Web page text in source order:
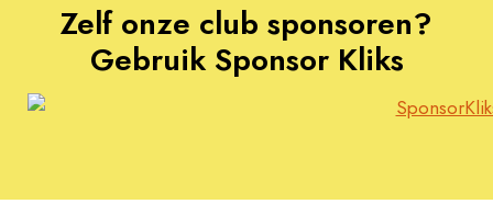
Zelf onze club sponsoren?
Gebruik Sponsor Kliks